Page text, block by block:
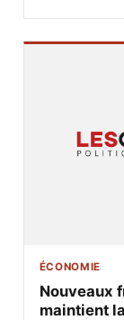
ÉCONOMIE
Nouveaux
maintient